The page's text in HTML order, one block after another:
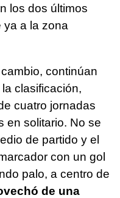
los dos últimos
ya a la zona
continúan
clasificación,
cuatro jornadas
en solitario. No se
de partido y el
con un gol
palo, a centro de
de una